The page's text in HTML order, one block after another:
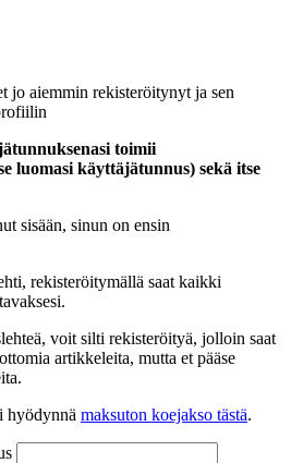
jo aiemmin rekisteröitynyt ja sen
toimii
luomasi käyttäjätunnus) sekä itse
sisään, sinun on ensin
rekisteröitymällä saat kaikki
voit silti rekisteröityä, jolloin saat
artikkeleita, mutta et pääse
hyödynnä maksuton koejakso tästä.